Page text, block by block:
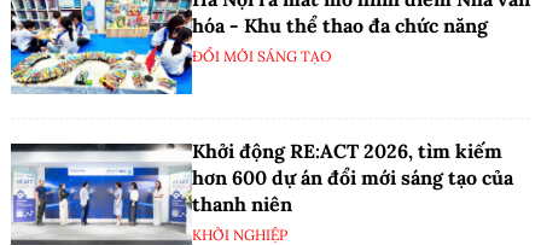
hóa - Khu thể thao đa chức năng
ĐỔI MỚI SÁNG TẠO
Khởi động RE:ACT 2026, tìm kiếm
hơn 600 dự án đổi mới sáng tạo của
thanh niên
KHỞI NGHIỆP